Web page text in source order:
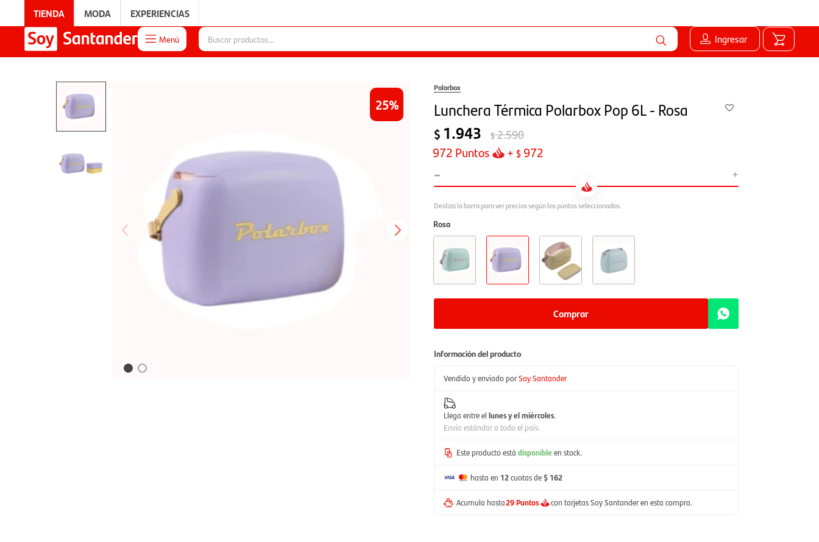
TIENDA MODA EXPERIENCIAS
 Menú Ingresar
25
Polarbox
Lunchera Térmica Polarbox Pop 6L - Rosa
$ 1.943 $2.590
972 Puntos + $ 972
- +
Rosa
Comprar
Información del producto
Vendido y enviado porSoy Santander
Llega entre el lunes y el miércoles.
Envío estándar a todo el país.
Este producto está disponible en stock.
hasta en 12cuotas de$ 162
Acumula hasta29 Puntos con tarjetas Soy Santander en esta compra.